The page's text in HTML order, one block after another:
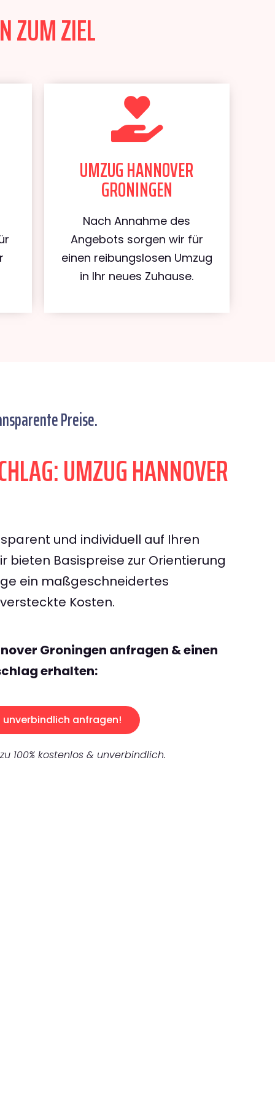
ZUM ZIEL
UMZUG HANNOVER
GRONINGEN
Nach Annahme des
Angebots sorgen wir für
einen reibungslosen Umzug
in Ihr neues Zuhause.
Preise.
UMZUG HANNOVER
und individuell auf Ihren
bieten Basispreise zur Orientierung
ein maßgeschneidertes
Kosten.
Groningen anfragen & einen
erhalten:
unverbindlich anfragen!
100% kostenlos & unverbindlich.